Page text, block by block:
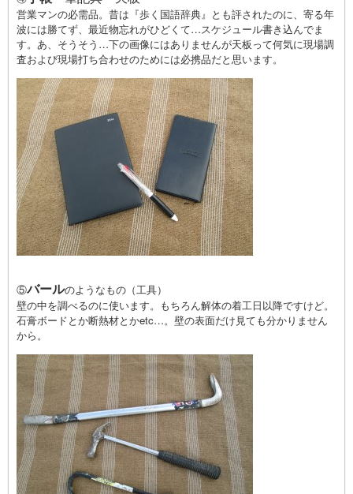
営業マンの必需品。昔は『歩く国語辞典』とも評されたのに、寄る年
波には勝てず、最近物忘れがひどくて…スケジュール書き込んでま
す。あ、そうそう…下の画像にはありませんが天板って何気に現場調
査および現場打ち合わせのためには必携品だと思います。
⑤バールのようなもの（工具）
壁の中を調べるのに使います。もちろん解体の着工日以降ですけど。
石膏ボードとか断熱材とかetc…。壁の表面だけ見ても分かりません
から。